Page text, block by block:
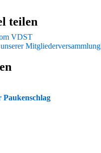
teilen
VDST
Mitgliederversammlung
Paukenschlag